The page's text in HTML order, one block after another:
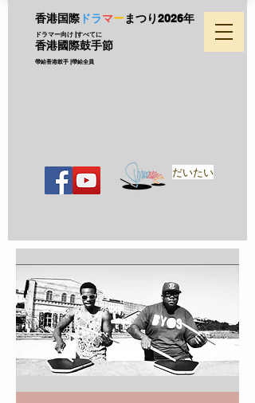
香港国際 ドラマーまつり2026年
ドラマー向け |すべてに
香港國際鼓手節
帶給香港鼓手 |帶給全員
だいたい